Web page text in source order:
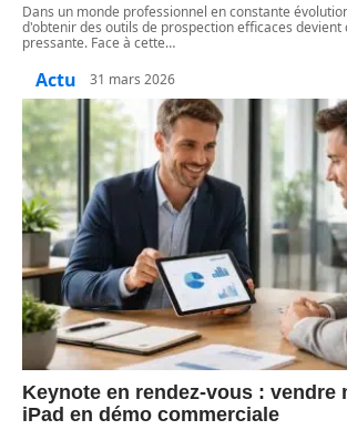
Dans un monde professionnel en constante
d'obtenir des outils de prospection efficaces devient
pressante. Face à cette…
Actu 31 mars 2026
Keynote en rendez-vous : vendre
iPad en démo commerciale